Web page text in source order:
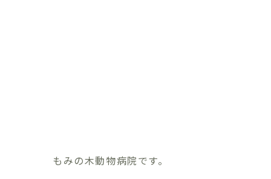
もみの木動物病院です。